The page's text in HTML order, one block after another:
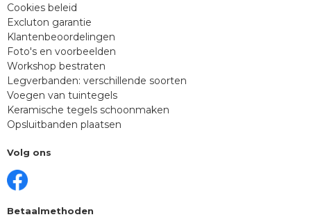
Cookies beleid
Excluton garantie
Klantenbeoordelingen
Foto's en voorbeelden
Workshop bestraten
Legverbanden: verschillende soorten
Voegen van tuintegels
Keramische tegels schoonmaken
Opsluitbanden plaatsen
Volg ons
Betaalmethoden